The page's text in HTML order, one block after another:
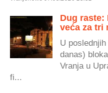
Dug raste:
veća za tri
U
danas)
Vranja u
fi...